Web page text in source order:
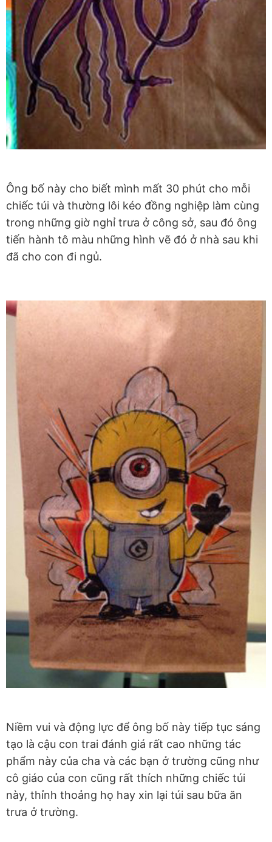
Ông bố này cho biết mình mất 30 phút cho mỗi
chiếc túi và thường lôi kéo đồng nghiệp làm cùng
trong những giờ nghỉ trưa ở công sở, sau đó ông
tiến hành tô màu những hình vẽ đó ở nhà sau khi
đã cho con đi ngủ.
Niềm vui và động lực để ông bố này tiếp tục sáng
tạo là cậu con trai đánh giá rất cao những tác
phẩm này của cha và các bạn ở trường cũng như
cô giáo của con cũng rất thích những chiếc túi
này, thỉnh thoảng họ hay xin lại túi sau bữa ăn
trưa ở trường.